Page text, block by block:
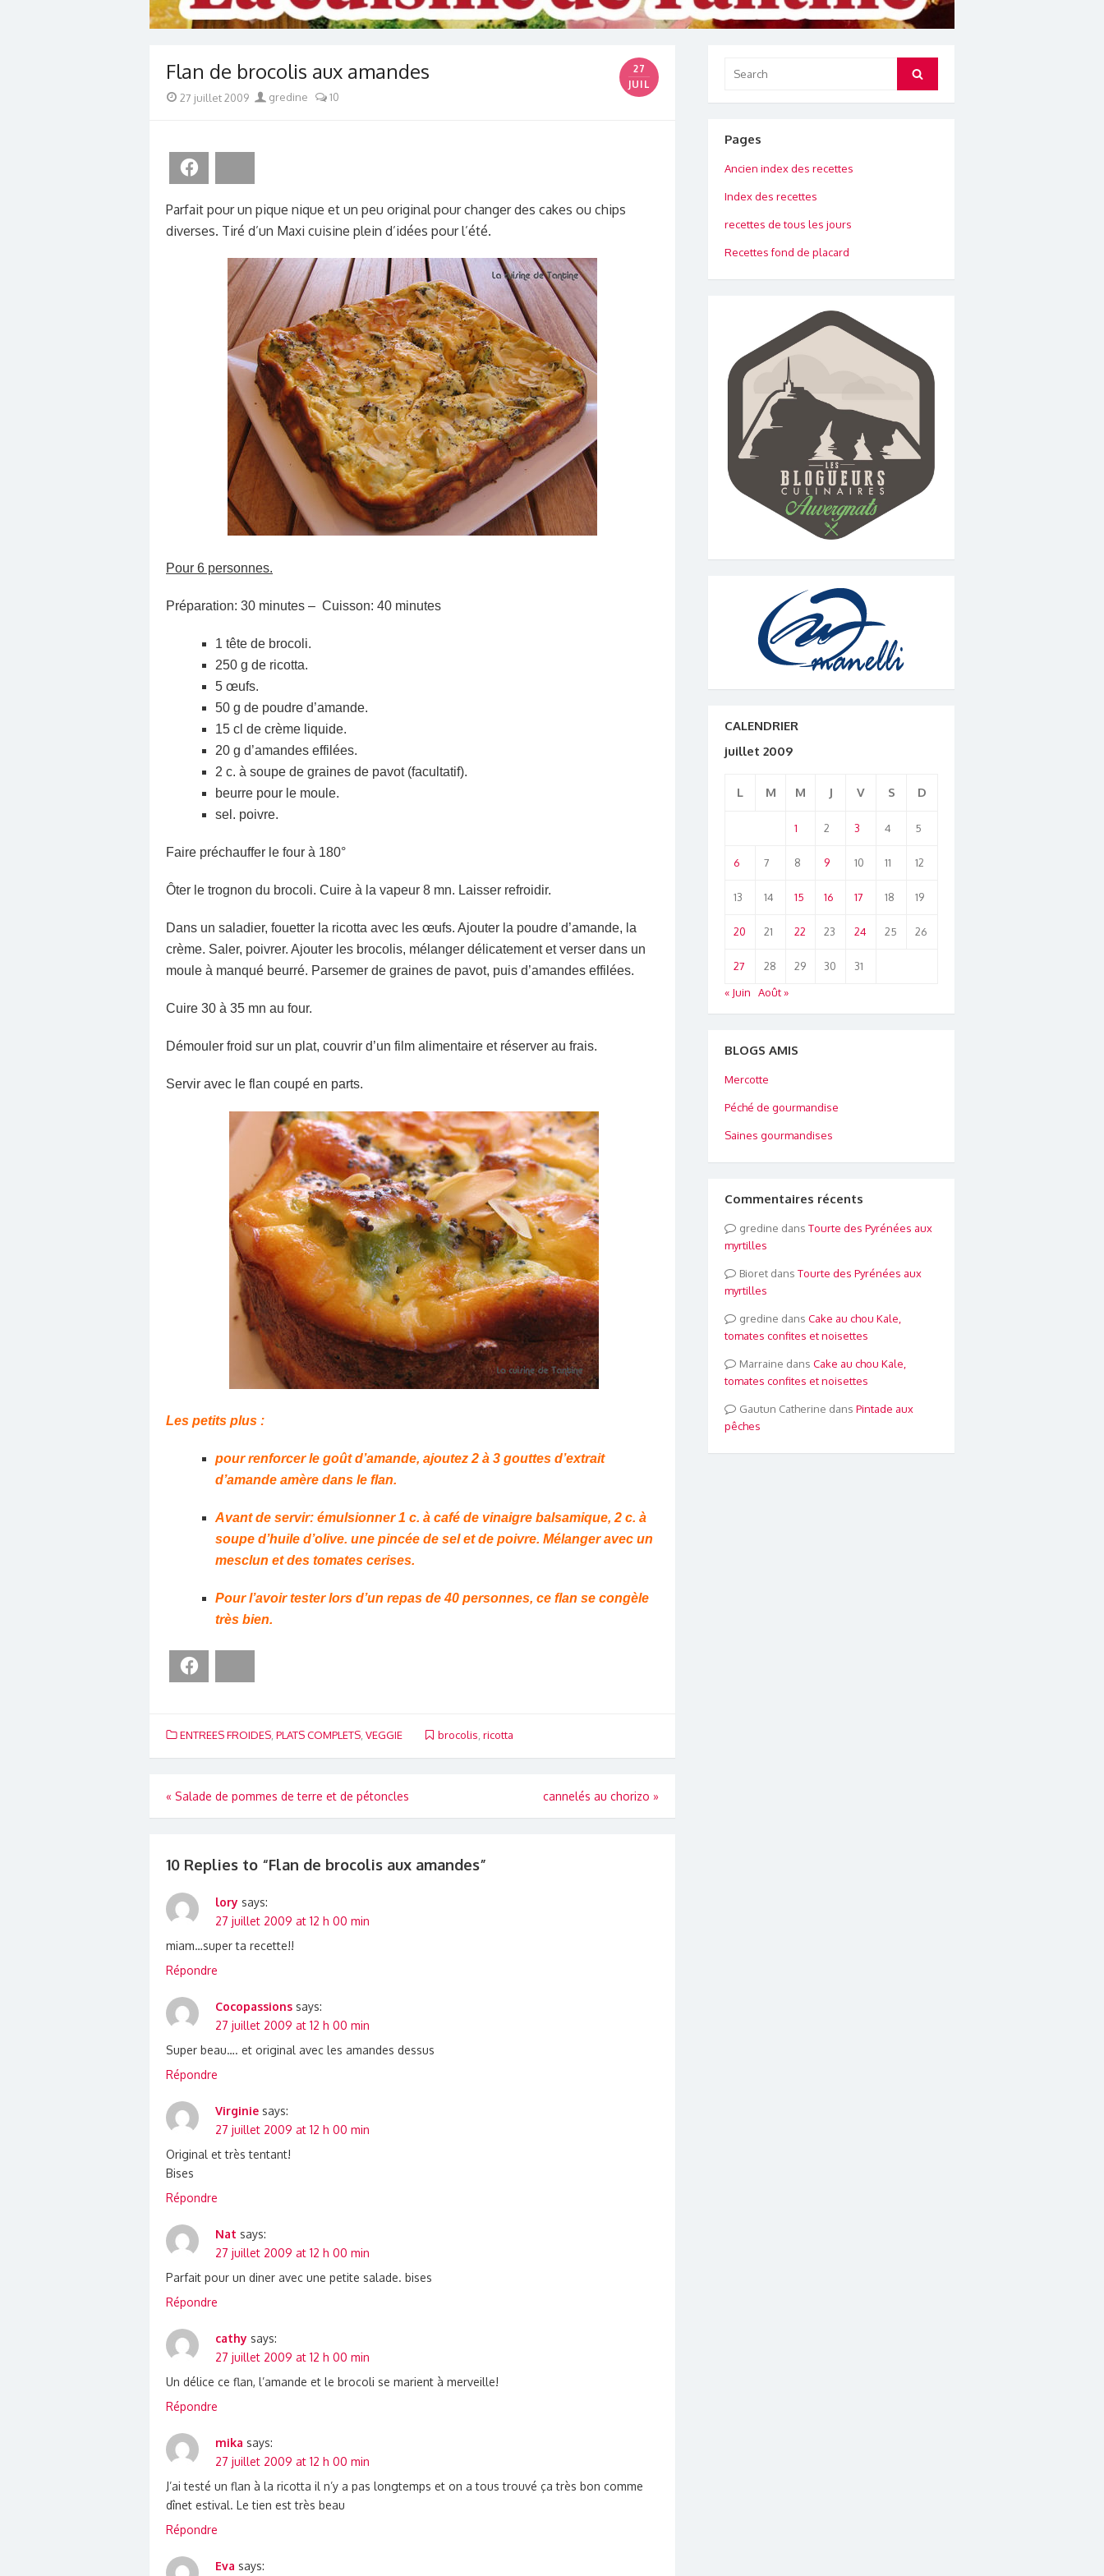
Flan de brocolis aux amandes
27
JUIL
Posted
27 juillet 2009 Author
gredine 10
Parfait pour un pique nique et un peu original pour changer des cakes ou chips
diverses. Tiré d’un Maxi cuisine plein d’idées pour l’été.
Pour 6 personnes.
Préparation: 30 minutes – Cuisson: 40 minutes
1 tête de brocoli.
250 g de ricotta.
5 œufs.
50 g de poudre d’amande.
15 cl de crème liquide.
20 g d’amandes effilées.
2 c. à soupe de graines de pavot (facultatif).
beurre pour le moule.
sel. poivre.
Faire préchauffer le four à 180°
Ôter le trognon du brocoli. Cuire à la vapeur 8 mn. Laisser refroidir.
Dans un saladier, fouetter la ricotta avec les œufs. Ajouter la poudre d’amande, la
crème. Saler, poivrer. Ajouter les brocolis, mélanger délicatement et verser dans un
moule à manqué beurré. Parsemer de graines de pavot, puis d’amandes effilées.
Cuire 30 à 35 mn au four.
Démouler froid sur un plat, couvrir d’un film alimentaire et réserver au frais.
Servir avec le flan coupé en parts.
Les petits plus :
pour renforcer le goût d’amande, ajoutez 2 à 3 gouttes d’extrait
d’amande amère dans le flan.
Avant de servir: émulsionner 1 c. à café de vinaigre balsamique, 2 c. à
soupe d’huile d’olive. une pincée de sel et de poivre. Mélanger avec un
mesclun et des tomates cerises.
Pour l’avoir tester lors d’un repas de 40 personnes, ce flan se congèle
très bien.
ENTREES FROIDES PLATS COMPLETS VEGGIE brocolis ricotta
Navigation
de
« Salade de pommes de terre et de pétoncles cannelés au chorizo »
10 Replies to “Flan de brocolis aux amandes”
lory says:
27 juillet 2009 at 12 h 00 min
miam…super ta recette!!
Répondre
Cocopassions says:
27 juillet 2009 at 12 h 00 min
Super beau…. et original avec les amandes dessus
Répondre
Virginie says:
27 juillet 2009 at 12 h 00 min
Original et très tentant!
Bises
Répondre
Nat says:
27 juillet 2009 at 12 h 00 min
Parfait pour un diner avec une petite salade. bises
Répondre
cathy says:
27 juillet 2009 at 12 h 00 min
Un délice ce flan, l’amande et le brocoli se marient à merveille!
Répondre
mika says:
27 juillet 2009 at 12 h 00 min
J’ai testé un flan à la ricotta il n’y a pas longtemps et on a tous trouvé ça très bon comme
dînet estival. Le tien est très beau
Répondre
Eva says:
for:
Search
Pages
Ancien index des recettes
Index des recettes
recettes de tous les jours
Recettes fond de placard
CALENDRIER
juillet 2009
L M M J V S D
1 2 3 4 5
6 7 8 9 10 11 12
13 14 15 16 17 18 19
20 21 22 23 24 25 26
27 28 29 30
31
« Juin
Août »
BLOGS AMIS
Mercotte
Péché de gourmandise
Saines gourmandises
Commentaires récents
gredine dans Tourte des Pyrénées aux
myrtilles
Bioretdans Tourte des Pyrénées aux
myrtilles
gredine dans Cake au chou Kale,
tomates confites et noisettes
Marraine dans Cake au chou Kale,
tomates confites et noisettes
Gautun Catherine dans Pintade aux
pêches